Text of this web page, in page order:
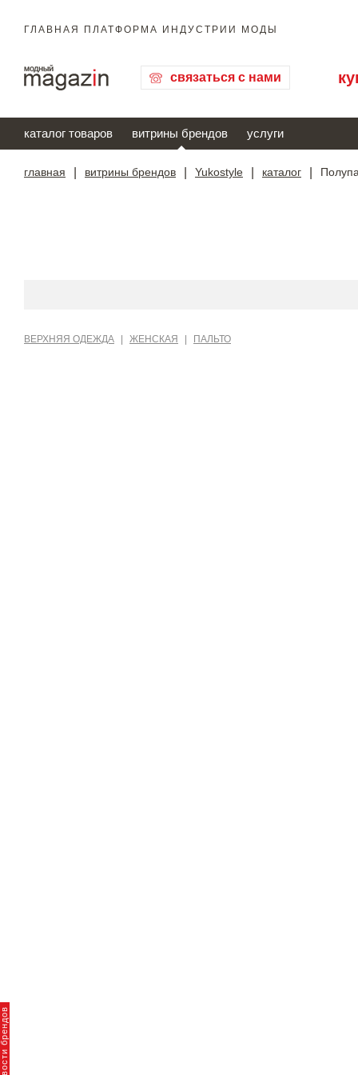
ГЛАВНАЯ ПЛАТФОРМА ИНДУСТРИИ МОДЫ
связаться с нами
каталог товаров витрины брендов услуги
главная витрины брендов Yukostyle каталог
ВЕРХНЯЯ ОДЕЖДА ЖЕНСКАЯ ПАЛЬТО